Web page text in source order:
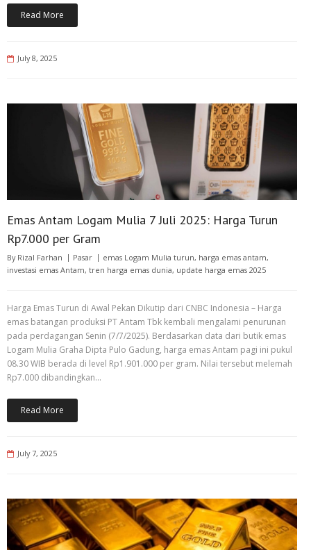
Read More
July 8, 2025
Emas Antam Logam Mulia 7 Juli 2025: Harga Turun
Rp7.000 per Gram
By Rizal Farhan Pasar emas Logam Mulia turun, harga emas antam,
investasi emas Antam, tren harga emas dunia, update harga emas 2025
Harga Emas Turun di Awal Pekan Dikutip dari CNBC Indonesia – Harga
emas batangan produksi PT Antam Tbk kembali mengalami penurunan
pada perdagangan Senin (7/7/2025). Berdasarkan data dari butik emas
Logam Mulia Graha Dipta Pulo Gadung, harga emas Antam pagi ini pukul
08.30 WIB berada di level Rp1.901.000 per gram. Nilai tersebut melemah
Rp7.000 dibandingkan…
Read More
July 7, 2025